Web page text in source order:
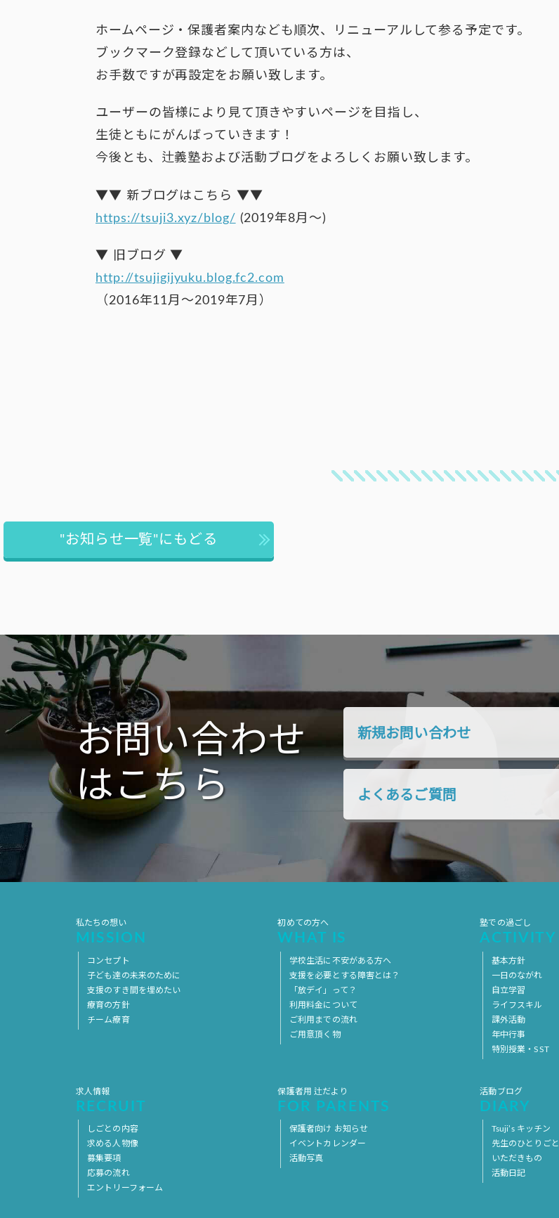
ホームページ・保護者案内なども順次、リニューアルして参る予定です。
ブックマーク登録などして頂いている方は、
お手数ですが再設定をお願い致します。
ユーザーの皆様により見て頂きやすいページを目指し、
生徒ともにがんばっていきます！
今後とも、辻義塾および活動ブログをよろしくお願い致します。
▼▼ 新ブログはこちら ▼▼
https://tsuji3.xyz/blog/ (2019年8月～)
▼ 旧ブログ ▼
http://tsujigijyuku.blog.fc2.com
（2016年11月～2019年7月）
"お知らせ一覧"にもどる
お問い合わせ
はこちら
新規お問い合わせ
よくあるご質問
私たちの想い
MISSION
コンセプト
子ども達の未来のために
支援のすき間を埋めたい
療育の方針
チーム療育
初めての方へ
WHAT IS
学校生活に不安がある方へ
支援を必要とする障害とは？
「放デイ」って？
利用料金について
ご利用までの流れ
ご用意頂く物
塾での過ごし
ACTIVITY
基本方針
一日のながれ
自立学習
ライフスキル
課外活動
年中行事
特別授業・SST
求人情報
RECRUIT
しごとの内容
求める人物像
募集要項
応募の流れ
エントリーフォーム
保護者用 辻だより
FOR PARENTS
保護者向け お知らせ
イベントカレンダー
活動写真
活動ブログ
DIARY
Tsuji’s キッチン
先生のひとりごと
いただきもの
活動日記